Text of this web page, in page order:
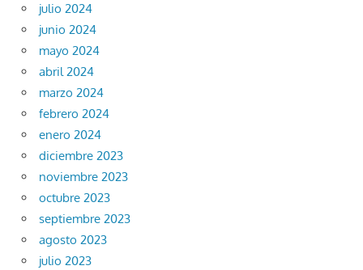
julio 2024
junio 2024
mayo 2024
abril 2024
marzo 2024
febrero 2024
enero 2024
diciembre 2023
noviembre 2023
octubre 2023
septiembre 2023
agosto 2023
julio 2023